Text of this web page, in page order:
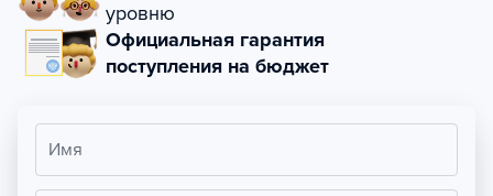
уровню
Официальная гарантия
поступления на бюджет
Имя